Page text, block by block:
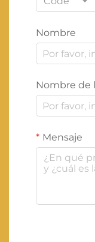
Nombre
Nombre de
Mensaje